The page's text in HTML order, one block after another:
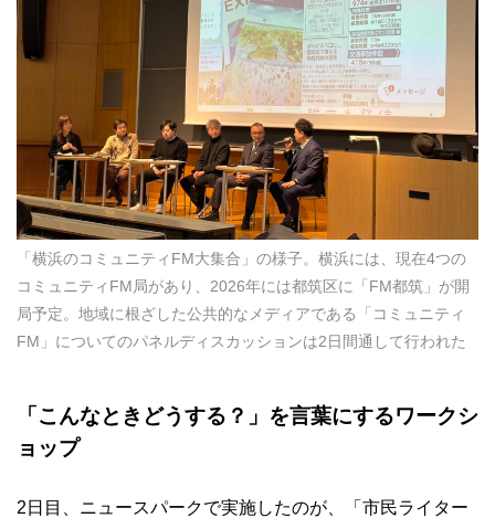
「横浜のコミュニティFM大集合」の様子。横浜には、現在4つの
コミュニティFM局があり、2026年には都筑区に「FM都筑」が開
局予定。地域に根ざした公共的なメディアである「コミュニティ
FM」についてのパネルディスカッションは2日間通して行われた
「こんなときどうする？」を言葉にするワークシ
ョップ
2日目、ニュースパークで実施したのが、「市民ライター